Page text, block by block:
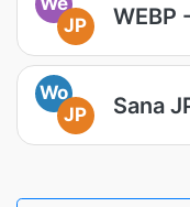
JP
WEBP
Wo
JP
Sana